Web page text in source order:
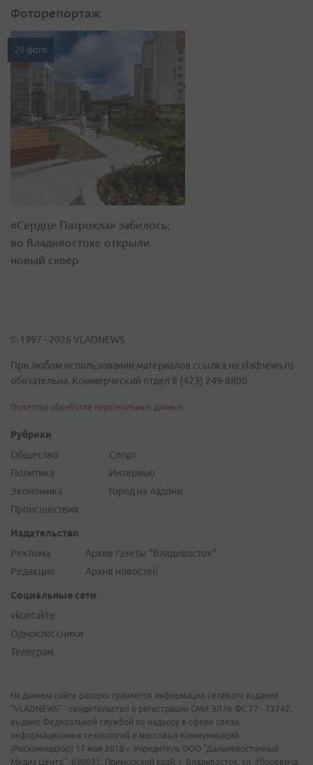
Фоторепортаж
20 фото
«Сердце Патрокла» забилось:
во Владивостоке открыли
новый сквер
© 1997 - 2026 VLADNEWS
При любом использовании материалов ссылка на vladnews.ru
обязательна. Коммерческий отдел 8 (423) 249-8800
Политика обработки персональных данных
Рубрики
Общество
Политика
Экономика
Происшествия
Спорт
Интервью
Город на ладони
Издательство
Реклама
Редакция
Архив газеты "Владивосток"
Архив новостей
Социальные сети
vkontakte
Одноклассники
Телеграм
На данном сайте распространяется информация сетевого издания
"VLADNEWS" - свидетельство о регистрации СМИ ЭЛ № ФС 77 - 72742,
выдано Федеральной службой по надзору в сфере связи,
информационных технологий и массовых коммуникаций
(Роскомнадзор) 17 мая 2018 г. Учредитель ООО "Дальневосточный
Медиа Центр". 690091, Приморский край, г. Владивосток, ул. Уборевича,